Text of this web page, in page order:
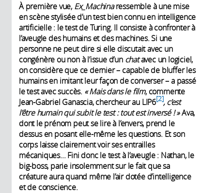
À première vue, Ex_Machinaressemble à une mise
en scène stylisée d’un test bien connu en intelligence
artificielle : le test de Turing. Il consiste à confronter à
l’aveugle des humains et des machines. Si une
personne ne peut dire si elle discutait avec un
congénère ou non à l’issue d’un chatavec un logiciel,
on considère que ce dernier – capable de bluffer les
humains en imitant leur façon de converser – a passé
le test avec succès. «Mais dans le film, commente
Jean-Gabriel Ganascia, chercheur au LIP6 2 , c’est
l’être humain qui subit le test : tout est inversé !»Ava,
dont le prénom peut se lire à l’envers, prend le
dessus en posant elle-même les questions. Et son
corps laisse clairement voir ses entrailles
mécaniques... Fini donc le test à l’aveugle : Nathan, le
big-boss, parie insolemment sur le fait que sa
créature aura quand même l’air dotée d’intelligence
et de conscience.